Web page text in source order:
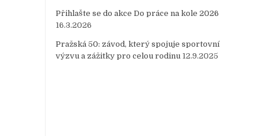
Přihlašte se do akce Do práce na kole 2026
16.3.2026
Pražská 50: závod, který spojuje sportovní
výzvu a zážitky pro celou rodinu 12.9.2025